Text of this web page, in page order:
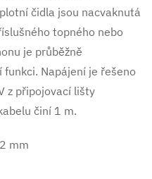
čidla jsou nacvaknutá
topného nebo
je průběžně
Napájení je řešeno
z připojovací lišty
činí 1 m.
mm